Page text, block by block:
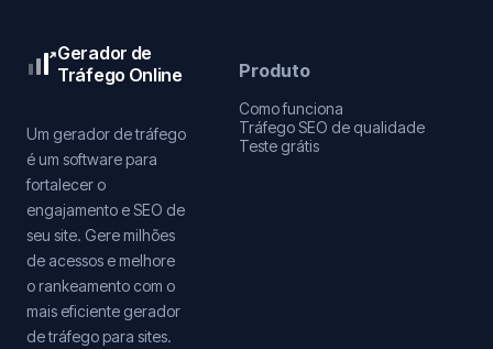
Gerador de
Tráfego Online
Um gerador de tráfego
é um software para
fortalecer o
engajamento e SEO de
seu site. Gere milhões
de acessos e melhore
o rankeamento com o
mais eficiente gerador
de tráfego para sites.
Produto
Como funciona
Tráfego SEO de qualidade
Teste grátis